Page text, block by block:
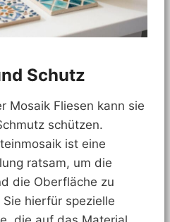
Schutz
Mosaik Fliesen kann sie
schützen.
ist eine
ratsam, um die
die Oberfläche zu
hierfür spezielle